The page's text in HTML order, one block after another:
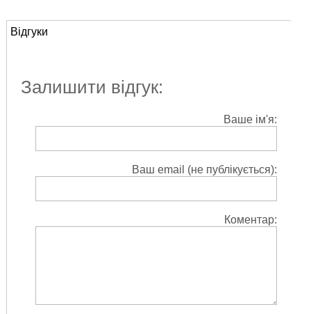
Відгуки
Залишити відгук:
Ваше ім'я:
Ваш email (не публікується):
Коментар: